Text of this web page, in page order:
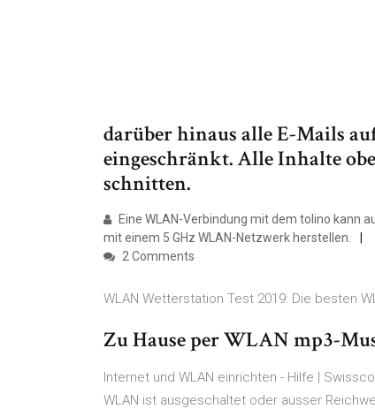
darüber hinaus alle E-Mails
eingeschränkt. Alle Inhalte
schnitten.
Eine WLAN-Verbindung mit dem tolino kann
mit einem 5 GHz WLAN-Netzwerk herstellen.
2 Comments
WLAN Wetterstation Test 2019: Die besten
Zu Hause per WLAN mp3-
Internet und WLAN einrichten - Hilfe |
WLAN ist ausgeschaltet oder ausser